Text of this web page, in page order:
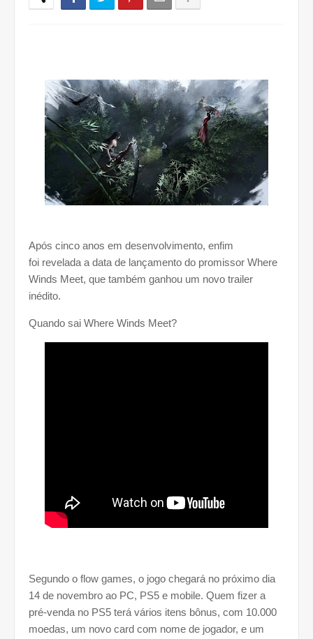
Após cinco anos em desenvolvimento, enfim
foi revelada a data de lançamento do promissor Where
Winds Meet, que também ganhou um novo trailer
inédito.
Quando sai Where Winds Meet?
Segundo o flow games, o jogo chegará no próximo dia
14 de novembro ao PC, PS5 e mobile. Quem fizer a
pré-venda no PS5 terá vários itens bônus, com 10.000
moedas, um novo card com nome de jogador, e um